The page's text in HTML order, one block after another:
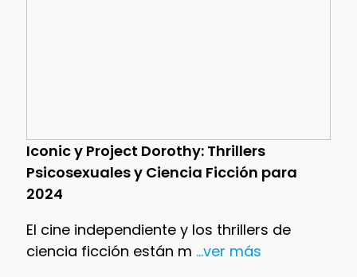
Iconic y Project Dorothy: Thrillers
Psicosexuales y Ciencia Ficción para
2024
El cine independiente y los thrillers de
ciencia ficción están m ...ver más